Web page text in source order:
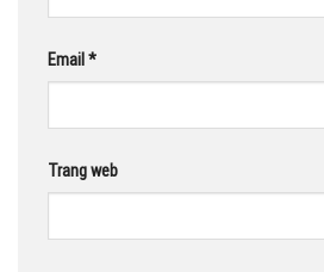
Email *
Trang web